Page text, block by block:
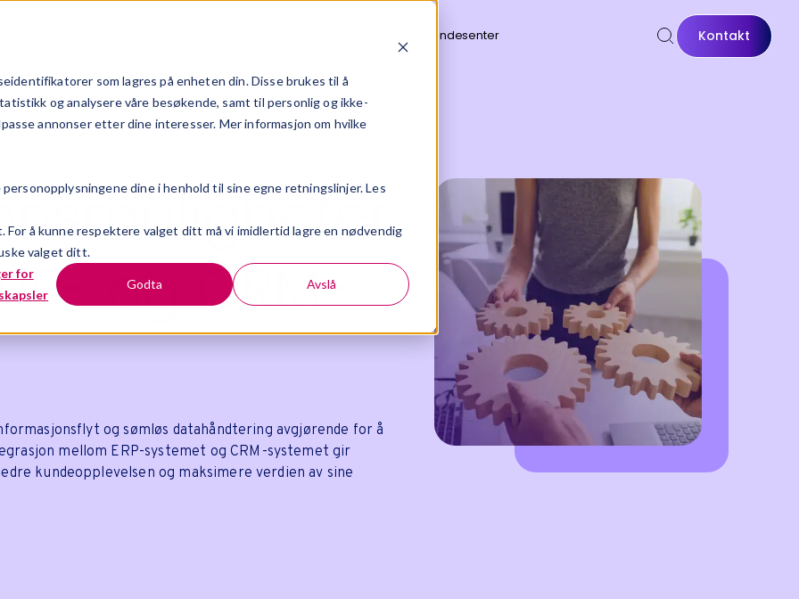
som lagres på enheten din. Disse brukes til å
og analysere våre besøkende, samt til personlig og ikke-
annonser etter dine interesser. Mer informasjon om hvilke
dine i henhold til sine egne retningslinjer. Les
å kunne respektere valget ditt må vi imidlertid lagre en nødvendig
valget ditt.
for
Godta Avslå
Kundesenter Kontakt
og CRM-
og sømløs datahåndtering avgjørende for å
mellom ERP-systemet og CRM-systemet gir
kundeopplevelsen og maksimere verdien av sine